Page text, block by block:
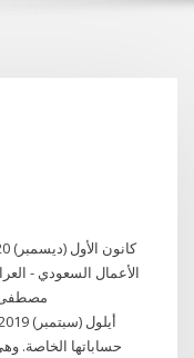
الأعمال السعودي -
حساباتها الخاصة.